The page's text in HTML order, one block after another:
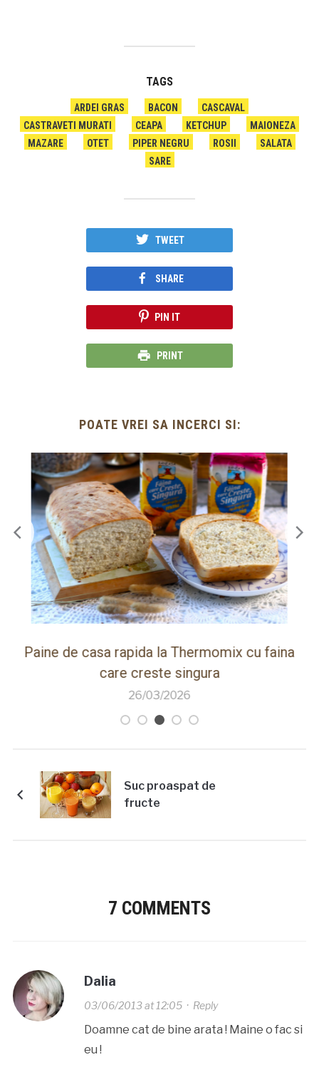
TAGS
ARDEI GRAS BACON
CASCAVAL
CASTRAVETI MURATI
CEAPA KETCHUP
MAIONEZA
MAZARE
OTET PIPER NEGRU ROSII
SALATA
SARE
TWEET
SHARE
PIN IT
PRINT
POATE VREI SA INCERCI SI:
la Thermomix cu faina
Frigarui de
Suc proaspat de
fructe
7 COMMENTS
Dalia
03/06/2013 at 12:05· Reply
Doamne cat de bine arata ! Maine o fac si
eu !